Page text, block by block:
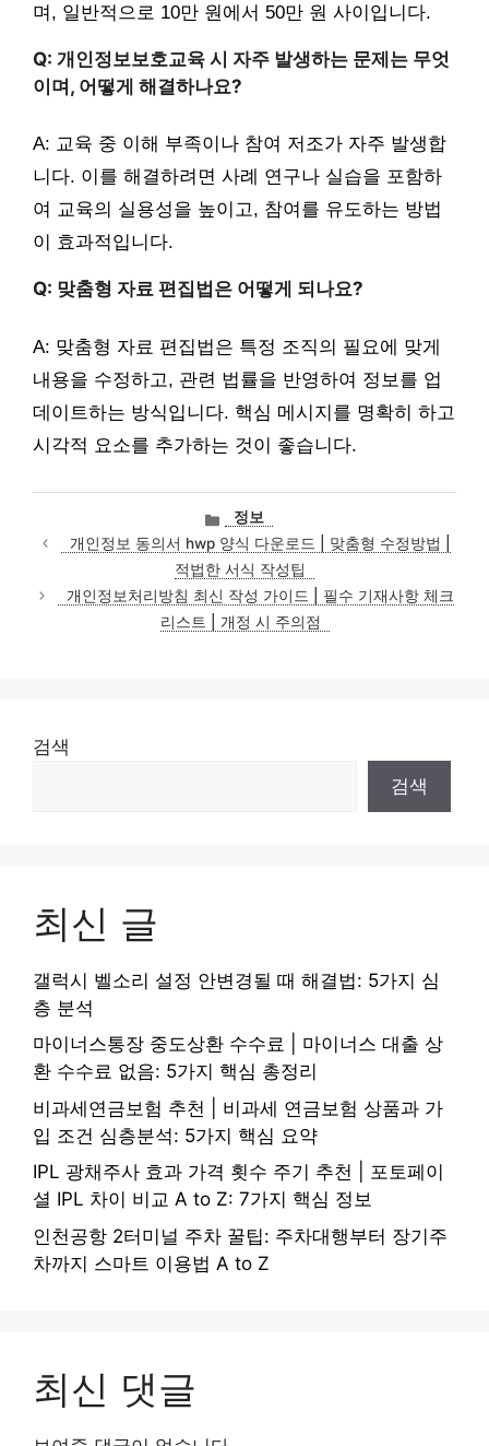
며, 일반적으로 10만 원에서 50만 원 사이입니다.
Q: 개인정보보호교육 시 자주 발생하는 문제는 무엇
이며, 어떻게 해결하나요?
A: 교육 중 이해 부족이나 참여 저조가 자주 발생합
니다. 이를 해결하려면 사례 연구나 실습을 포함하
여 교육의 실용성을 높이고, 참여를 유도하는 방법
이 효과적입니다.
Q: 맞춤형 자료 편집법은 어떻게 되나요?
A: 맞춤형 자료 편집법은 특정 조직의 필요에 맞게
내용을 수정하고, 관련 법률을 반영하여 정보를 업
데이트하는 방식입니다. 핵심 메시지를 명확히 하고
시각적 요소를 추가하는 것이 좋습니다.
카
테
고
리
정보
개인정보 동의서 hwp 양식 다운로드 | 맞춤형 수정방법 |
적법한 서식 작성팁
개인정보처리방침 최신 작성 가이드 | 필수 기재사항 체크
리스트 | 개정 시 주의점
검색
검색
최신 글
갤럭시 벨소리 설정 안변경될 때 해결법: 5가지 심
층 분석
마이너스통장 중도상환 수수료 | 마이너스 대출 상
환 수수료 없음: 5가지 핵심 총정리
비과세연금보험 추천 | 비과세 연금보험 상품과 가
입 조건 심층분석: 5가지 핵심 요약
IPL 광채주사 효과 가격 횟수 주기 추천 | 포토페이
셜 IPL 차이 비교 A to Z: 7가지 핵심 정보
인천공항 2터미널 주차 꿀팁: 주차대행부터 장기주
차까지 스마트 이용법 A to Z
최신 댓글